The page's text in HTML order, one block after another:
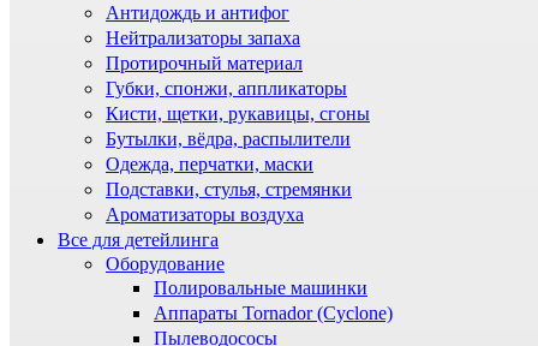
Антидождь и антифог
Нейтрализаторы запаха
Протирочный материал
Губки, спонжи, аппликаторы
Кисти, щетки, рукавицы, сгоны
Бутылки, вёдра, распылители
Одежда, перчатки, маски
Подставки, стулья, стремянки
Ароматизаторы воздуха
Все для детейлинга
Оборудование
Полировальные машинки
Аппараты Tornador (Cyclone)
Пылеводососы